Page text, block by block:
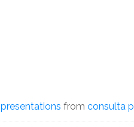
presentations from consulta